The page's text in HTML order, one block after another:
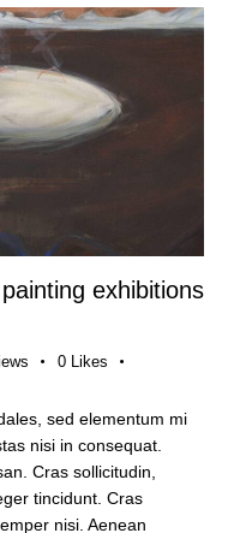
exhibitions
0 Likes
sed elementum mi
nisi in consequat.
Cras sollicitudin,
tincidunt. Cras
nisi. Aenean